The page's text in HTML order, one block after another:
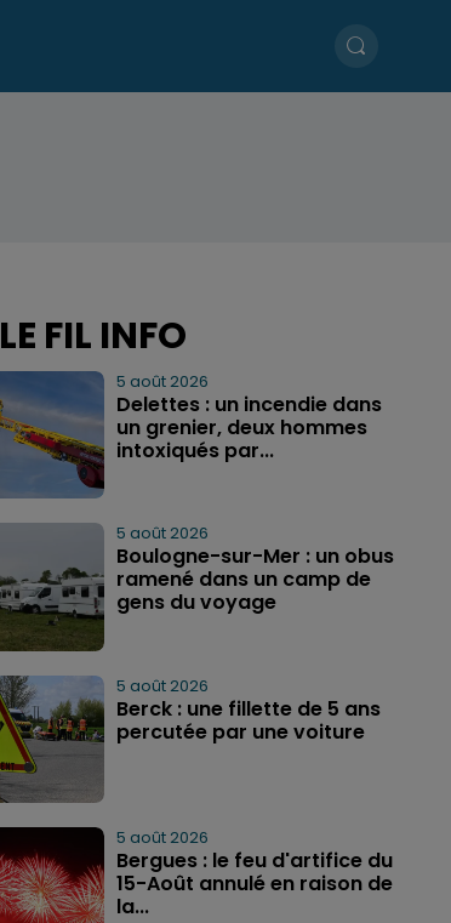
LE FIL INFO
5 août 2026
Delettes : un incendie dans
un grenier, deux hommes
intoxiqués par...
5 août 2026
Boulogne-sur-Mer : un obus
ramené dans un camp de
gens du voyage
5 août 2026
Berck : une fillette de 5 ans
percutée par une voiture
5 août 2026
Bergues : le feu d'artifice du
15-Août annulé en raison de
la...